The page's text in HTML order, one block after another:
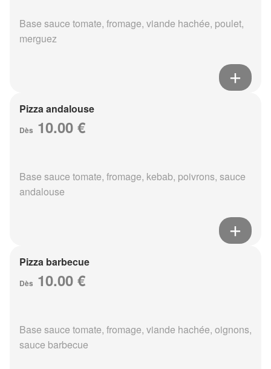
Base sauce tomate, fromage, viande hachée, poulet,
merguez
Pizza andalouse
Dès 10.00 €
Base sauce tomate, fromage, kebab, poivrons, sauce
andalouse
Pizza barbecue
Dès 10.00 €
Base sauce tomate, fromage, viande hachée, oignons,
sauce barbecue